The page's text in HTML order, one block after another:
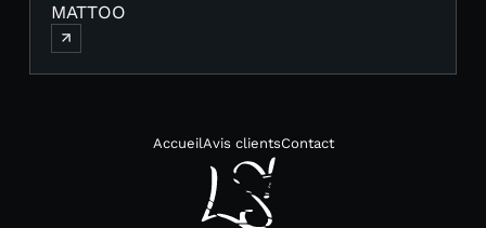
MATTOO
AccueilAvis clientsContact